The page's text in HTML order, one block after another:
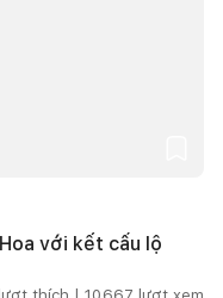
với kết cấu lộ